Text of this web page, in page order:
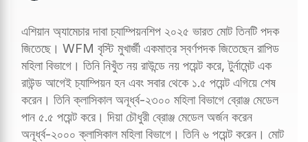
এশিয়ান অ্যামেচার দাবা চ্যাম্পিয়নশিপ ২০২৫ ভারত মোট তিনটি পদক
জিতেছে। WFM বৃস্টি মুখার্জী একমাত্র স্বর্ণপদক জিতেছেন রাপিড
মহিলা বিভাগে। তিনি নিখুঁত নয় রাউন্ডে নয় পয়েন্ট করে, টুর্নামেন্ট এক
রাউন্ড আগেই চ্যাম্পিয়ন হন এবং সবার থেকে ১.৫ পয়েন্ট এগিয়ে শেষ
করেন। তিনি ক্লাসিকাল অনূর্ধ্ব-২৩০০ মহিলা বিভাগে ব্রোঞ্জ মেডেল
পান ৫.৫ পয়েন্ট করে। দিয়া চৌধুরী ব্রোঞ্জ মেডেল অর্জন করেন
অনূর্ধ্ব-২০০০ ক্লাসিকাল মহিলা বিভাগে। তিনি ৬ পয়েন্ট করেন। মোট